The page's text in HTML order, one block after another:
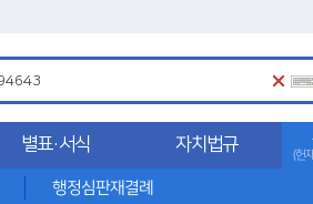
별표·서식 자치법규
(헌
행정심판재결례